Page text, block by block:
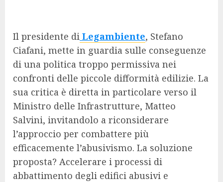
Il presidente di Legambiente, Stefano
Ciafani, mette in guardia sulle conseguenze
di una politica troppo permissiva nei
confronti delle piccole difformità edilizie. La
sua critica è diretta in particolare verso il
Ministro delle Infrastrutture, Matteo
Salvini, invitandolo a riconsiderare
l’approccio per combattere più
efficacemente l’abusivismo. La soluzione
proposta? Accelerare i processi di
abbattimento degli edifici abusivi e